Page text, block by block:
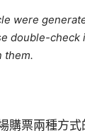
were
double-check
them.
購票兩種方